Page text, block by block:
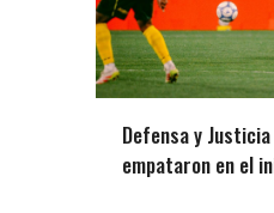
Defensa y
empataron en el inicio del Torneo